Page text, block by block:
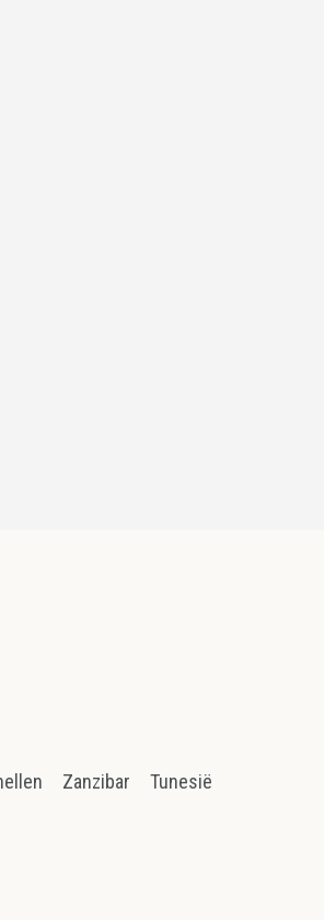
Zanzibar Tunesië